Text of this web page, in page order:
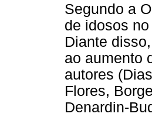
Segundo a
de idosos
Diante
ao aumento
autores
Flores,
Denardin-